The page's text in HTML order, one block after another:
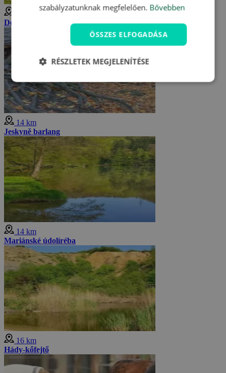
Dél-Morvaország
14 km
Jeskyně barlang
14 km
Mariánské údolíréba
16 km
Hády-kőfejtő
szabályzatunknak megfelelően. Bővebben
ÖSSZES ELFOGADÁSA
RÉSZLETEK MEGJELENÍTÉSE